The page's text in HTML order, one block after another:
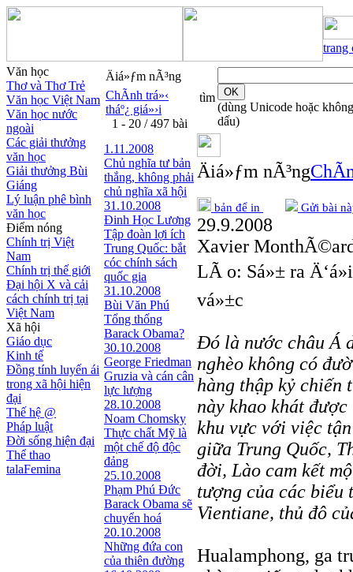
trang
Văn học
Thơ và Thơ Trẻ
Văn học Việt Nam
Văn học nước
ngoài
Các giải thưởng
văn học
Giải thưởng Bùi
Giáng
Lý luận phê bình
văn học
Điểm nóng
Chính trị Việt
Nam
Chính trị thế giới
Đại hội X và cải
cách chính trị tại
Việt Nam
Xã hội
Giáo dục
Kinh tế
Đồng tính luyến ái
trong xã hội hiện
đại
Thế hệ @
Pháp luật
Đời sống hiện đại
Thể thao
talaFemina
Äiá»ƒm nÃ³ng
ChÃ­nh trá»‹
tháº¿ giá»›i
1 - 20 / 497 bài
1.11.2008
Chủ nghĩa tư bản
thắng, không phải
chủ nghĩa xã hội
31.10.2008
Đinh Học Lương
Tập đoàn lợi ích
Trung Quốc: bắt
cóc chính sách
quốc gia
31.10.2008
Bùi Văn Phú
Tổng thống
Barack Obama?
30.10.2008
George Friedman
Gruzia và cán cân
lực lượng
28.10.2008
Noam Chomsky
Thực chất Mỹ là
một chế độ độc
đảng
25.10.2008
Phạm Phú Đức
Barack Obama sẽ
chuyển hoá
20.10.2008
Những đứa con
của thiên đường
tìm
(dùng Unicode hoặc không
dấu)
Äiá»ƒm nÃ³ng
bản để in Gửi bài
29.9.2008
Xavier
LÃ o: Sá»± ra
vá»±c
Đó là nước châu Á
nghèo không có
hàng thập kỷ chiến
này khao khát
khu vực với việc
giữa Trung Quốc,
đời, Lào cam kết
tượng của các biểu
Vientiane, thủ đô
Hualamphong, ga